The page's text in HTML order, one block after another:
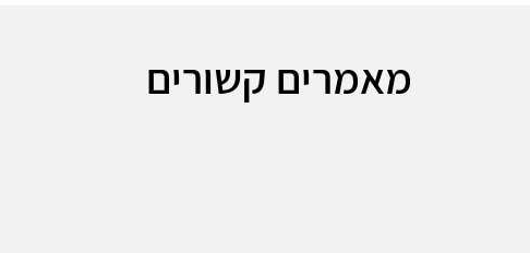
מאמרים קשורים